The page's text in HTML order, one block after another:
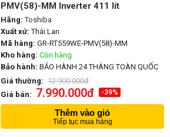
PMV(58)-MM Inverter 411 lít
Hãng: Toshiba
Xuất xứ: Thái Lan
Mã hàng: GR-RT559WE-PMV(58)-MM
Kho hàng: Còn hàng
Bảo hành: BẢO HÀNH 24 THÁNG TOÀN QUỐC
Giá thường: 12.900.000đ
Giá bán: 7.990.000đ -39%
Thêm vào giỏ
Tiếp tục mua hàng